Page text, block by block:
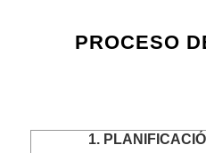
PROCESO
1.